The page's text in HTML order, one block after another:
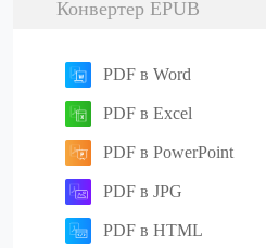
Конвертер EPUB
PDF в Word
PDF в Excel
PDF в PowerPoint
PDF в JPG
PDF в HTML